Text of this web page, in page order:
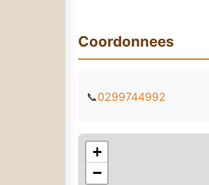
Coordonnees
📞0299744992
+
−